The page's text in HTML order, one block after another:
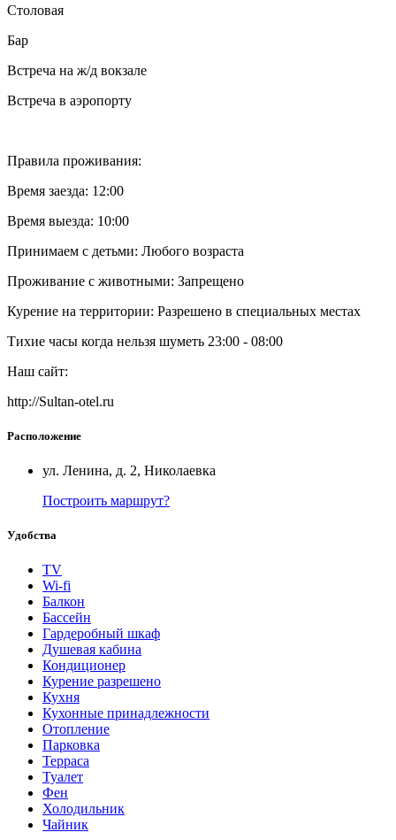
Столовая
Бар
Встреча на ж/д вокзале
Встреча в аэропорту
Правила проживания:
Время заезда: 12:00
Время выезда: 10:00
Принимаем с детьми: Любого возраста
Проживание с животными: Запрещено
Курение на территории: Разрешено в специальных местах
Тихие часы когда нельзя шуметь 23:00 - 08:00
Наш сайт:
http://Sultan-otel.ru
Расположение
ул. Ленина, д. 2, Николаевка
Построить маршрут?
Удобства
TV
Wi-fi
Балкон
Бассейн
Гардеробный шкаф
Душевая кабина
Кондиционер
Курение разрешено
Кухня
Кухонные принадлежности
Отопление
Парковка
Терраса
Туалет
Фен
Холодильник
Чайник